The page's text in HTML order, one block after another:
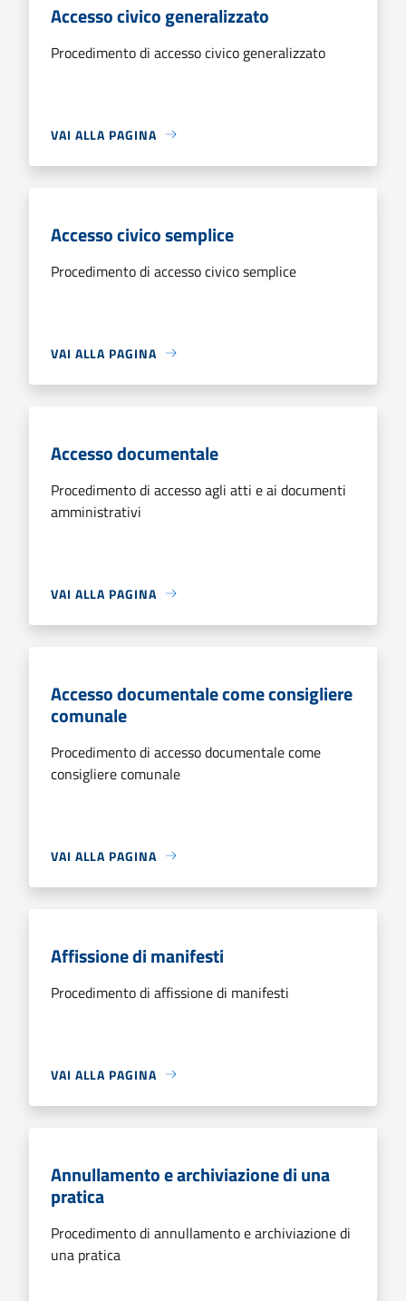
Accesso civico generalizzato
Procedimento di accesso civico generalizzato
VAI ALLA PAGINA
Accesso civico semplice
Procedimento di accesso civico semplice
VAI ALLA PAGINA
Accesso documentale
Procedimento di accesso agli atti e ai documenti
amministrativi
VAI ALLA PAGINA
Accesso documentale come consigliere
comunale
Procedimento di accesso documentale come
consigliere comunale
VAI ALLA PAGINA
Affissione di manifesti
Procedimento di affissione di manifesti
VAI ALLA PAGINA
Annullamento e archiviazione di una
pratica
Procedimento di annullamento e archiviazione di
una pratica